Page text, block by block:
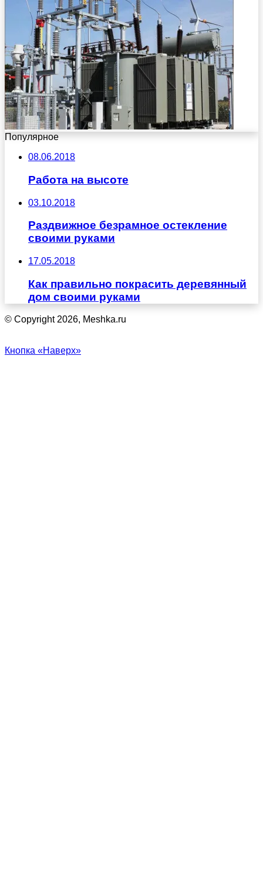
Популярное
08.06.2018
Работа на высоте
03.10.2018
Раздвижное безрамное остекление
своими руками
17.05.2018
Как правильно покрасить деревянный
дом своими руками
© Copyright 2026, Meshka.ru
Кнопка «Наверх»